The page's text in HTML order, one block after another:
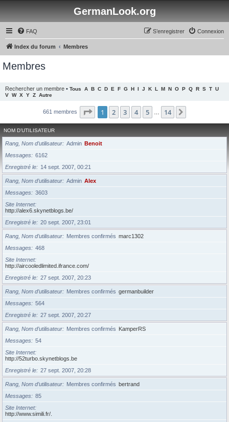
GermanLook.org
FAQ Connexion
S’enregistrer
Index du forum Membres
Membres
Rechercher un membre • Tous A B C D E F G H I J K L M N O P Q R S T U
V W X Y Z Autre
661 membres Page 1sur14
1 2 3 4 5 14
NOM D’UTILISATEUR
Rang, Nom d’utilisateur Admin Benoit
Messages
6162
Enregistré le
14 sept. 2007, 00:21
Rang, Nom d’utilisateur Admin Alex
Messages
3603
Site Internet
http://alex6.skynetblogs.be/
Enregistré le
20 sept. 2007, 23:01
Rang, Nom d’utilisateur Membres confirmés marc1302
Messages
468
Site Internet
http://aircooledlimited.ifrance.com/
Enregistré le
27 sept. 2007, 20:23
Rang, Nom d’utilisateur Membres confirmés germanbuilder
Messages
564
Enregistré le
27 sept. 2007, 20:27
Rang, Nom d’utilisateur Membres confirmés KamperRS
Messages
54
Site Internet
http://52turbo.skynetblogs.be
Enregistré le
27 sept. 2007, 20:28
Rang, Nom d’utilisateur Membres confirmés bertrand
Messages
85
Site Internet
http://www.simili.fr/.